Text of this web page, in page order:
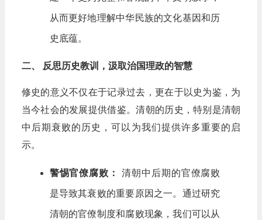
从而更好地理解中华民族的文化基因和历
史底蕴。
二、 反思历史教训，汲取治国理政的智慧
修史的意义不仅在于记录过去，更在于以史为鉴，为
当今社会的发展提供借鉴。清朝的历史，特别是清朝
中后期衰败的历史，可以为我们提供许多重要的启
示。
警惕官僚腐败： 清朝中后期的官僚腐败
是导致其衰败的重要原因之一。通过研究
清朝的官僚制度和腐败现象，我们可以从